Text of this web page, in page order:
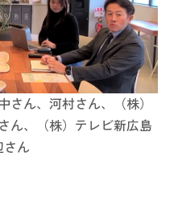
ん、河村さん、（株）
ん、（株）テレビ新広島
さん